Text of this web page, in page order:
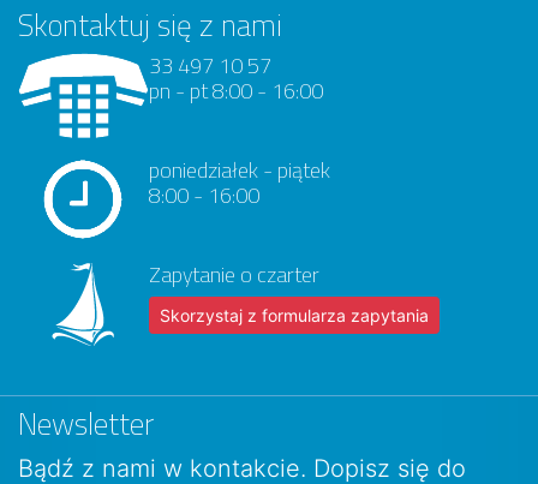
Skontaktuj się z nami
33 497 10 57
pn - pt 8:00 - 16:00
poniedziałek - piątek
8:00 - 16:00
Zapytanie o czarter
Skorzystaj z formularza zapytania
Newsletter
Bądź z nami w kontakcie. Dopisz się do